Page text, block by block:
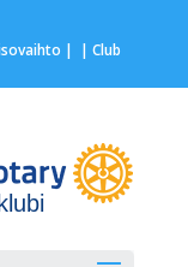
| | Club